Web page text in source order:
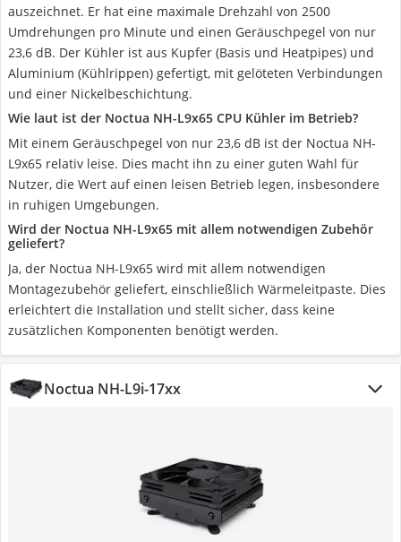
auszeichnet. Er hat eine maximale Drehzahl von 2500
Umdrehungen pro Minute und einen Geräuschpegel von nur
23,6 dB. Der Kühler ist aus Kupfer (Basis und Heatpipes) und
Aluminium (Kühlrippen) gefertigt, mit gelöteten Verbindungen
und einer Nickelbeschichtung.
Wie laut ist der Noctua NH-L9x65 CPU Kühler im Betrieb?
Mit einem Geräuschpegel von nur 23,6 dB ist der Noctua NH-
L9x65 relativ leise. Dies macht ihn zu einer guten Wahl für
Nutzer, die Wert auf einen leisen Betrieb legen, insbesondere
in ruhigen Umgebungen.
Wird der Noctua NH-L9x65 mit allem notwendigen Zubehör
geliefert?
Ja, der Noctua NH-L9x65 wird mit allem notwendigen
Montagezubehör geliefert, einschließlich Wärmeleitpaste. Dies
erleichtert die Installation und stellt sicher, dass keine
zusätzlichen Komponenten benötigt werden.
Noctua NH-L9i-17xx